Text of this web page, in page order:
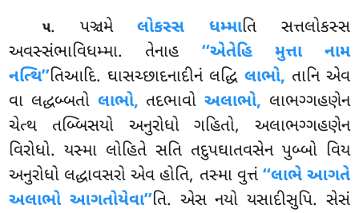
૫. પઞ્ચમેલોકસ્સ ધમ્માતિ સત્તલોકસ્સ
અવસ્સંભાવિધમ્મા. તેનાહ ‘‘એતેહિ મુત્તા નામ
નત્થિ’’તિઆદિ. ઘાસચ્છાદનાદીનં લદ્ધિ લાભો, તાનિ એવ
વા લદ્ધબ્બતો લાભો, તદભાવોઅલાભો, લાભગ્ગહણેન
ચેત્થ તબ્બિસયો અનુરોધો ગહિતો, અલાભગ્ગહણેન
વિરોધો. યસ્મા લોહિતે સતિ તદુપઘાતવસેન પુબ્બો વિય
અનુરોધો લદ્ધાવસરો એવ હોતિ, તસ્મા વુત્તં ‘‘લાભે આગતે
અલાભો આગતોયેવા’’તિ. એસ નયો યસાદીસુપિ. સેસં